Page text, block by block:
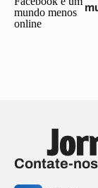
Contate-nos